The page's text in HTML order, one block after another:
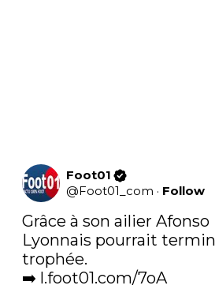
Foot01
@Foot01_com · Follow
Grâce à son ailier
Lyonnais pourrait
trophée.
➡️ l.foot01.com/7oA